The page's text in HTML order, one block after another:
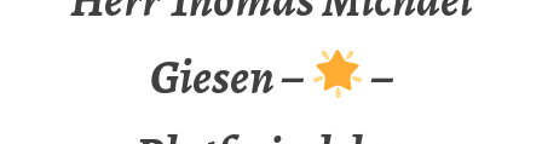
Giesen –
–